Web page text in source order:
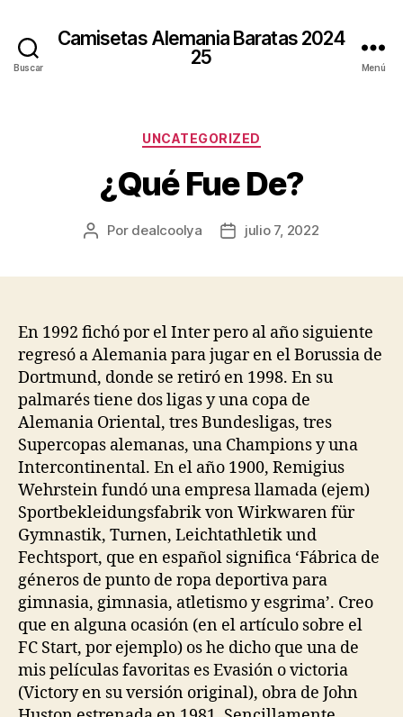
Buscar
Camisetas Alemania Baratas 2024
25
Menú
Categorías
UNCATEGORIZED
¿Qué Fue De?
Autor
Por dealcoolya
Fechajulio 7, 2022
En 1992 fichó por el Inter pero al año siguiente
regresó a Alemania para jugar en el Borussia de
Dortmund, donde se retiró en 1998. En su
palmarés tiene dos ligas y una copa de
Alemania Oriental, tres Bundesligas, tres
Supercopas alemanas, una Champions y una
Intercontinental. En el año 1900, Remigius
Wehrstein fundó una empresa llamada (ejem)
Sportbekleidungsfabrik von Wirkwaren für
Gymnastik, Turnen, Leichtathletik und
Fechtsport, que en español significa ‘Fábrica de
géneros de punto de ropa deportiva para
gimnasia, gimnasia, atletismo y esgrima’. Creo
que en alguna ocasión (en el artículo sobre el
FC Start, por ejemplo) os he dicho que una de
mis películas favoritas es Evasión o victoria
(Victory en su versión original), obra de John